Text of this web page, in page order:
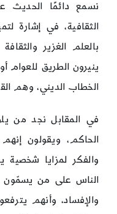
نسمع دائمًا الحديث
الثقافية، في إشارة
بالعلم الغزير
ينيرون الطريق للعوام
الخطاب الديني، وهم
في المقابل نجد من
الحاكم، ويقولون
والفكر لمزايا شخصية
الناس على من يسمّون
والإفساد، وأنهم